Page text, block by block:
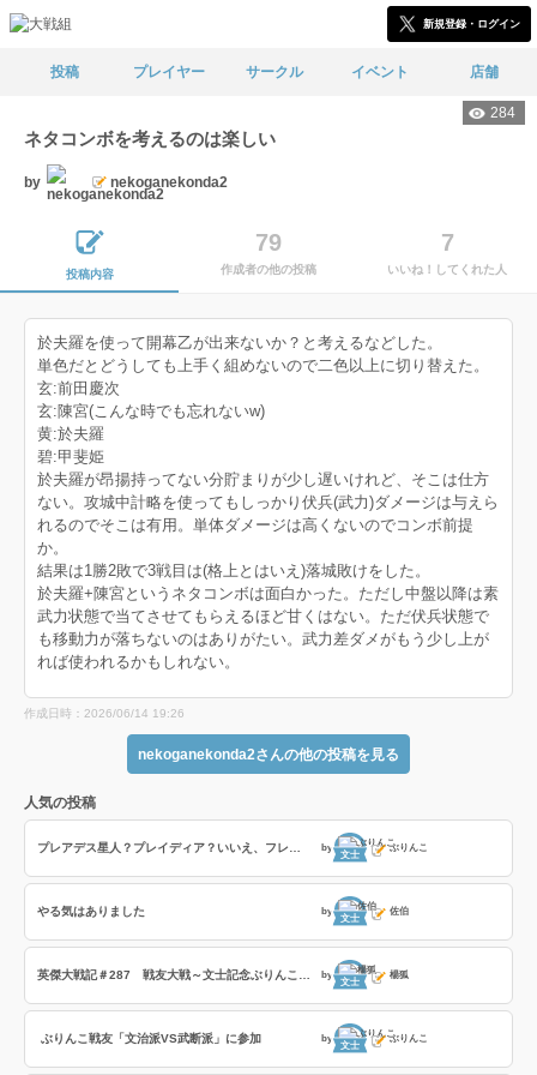
新規登録・ログイン
投稿 プレイヤー サークル イベント 店舗
284
ネタコンボを考えるのは楽しい
by nekoganekonda2
投稿内容
79
作成者の他の投稿
7
いいね！してくれた人
於夫羅を使って開幕乙が出来ないか？と考えるなどした。
単色だとどうしても上手く組めないので二色以上に切り替えた。
玄:前田慶次
玄:陳宮(こんな時でも忘れないw)
黄:於夫羅
碧:甲斐姫
於夫羅が昂揚持ってない分貯まりが少し遅いけれど、そこは仕方
ない。攻城中計略を使ってもしっかり伏兵(武力)ダメージは与えら
れるのでそこは有用。単体ダメージは高くないのでコンボ前提
か。
結果は1勝2敗で3戦目は(格上とはいえ)落城敗けをした。
於夫羅+陳宮というネタコンボは面白かった。ただし中盤以降は素
武力状態で当てさせてもらえるほど甘くはない。ただ伏兵状態で
も移動力が落ちないのはありがたい。武力差ダメがもう少し上が
れば使われるかもしれない。
作成日時：2026/06/14 19:26
nekoganekonda2さんの他の投稿を見る
人気の投稿
by
文士
ぶりんこ
やる気はありました by
文士
佐伯
by
文士
楊狐
ぶりんこ戦友「文治派VS武断派」に参加 by
文士
ぶりんこ